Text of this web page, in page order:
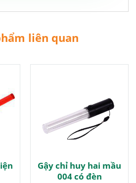
liên quan
Gậy chỉ huy hai mầu
004 có đèn